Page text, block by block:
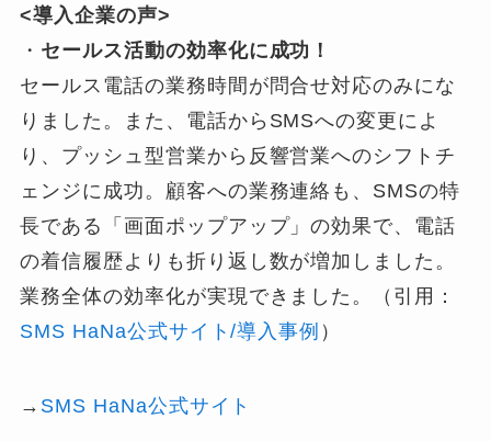
<導入企業の声>
・ セールス活動の効率化に成功！
セールス電話の業務時間が問合せ対応のみにな
りました。また、電話からSMSへの変更によ
り、プッシュ型営業から反響営業へのシフトチ
ェンジに成功。顧客への業務連絡も、SMSの特
長である「画面ポップアップ」の効果で、電話
の着信履歴よりも折り返し数が増加しました。
業務全体の効率化が実現できました。（引用：
SMS HaNa公式サイト/導入事例 ）
→ SMS HaNa公式サイト